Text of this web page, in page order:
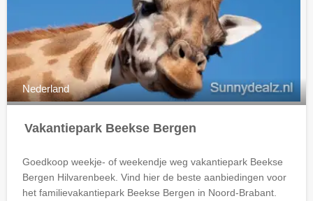
Nederland
Vakantiepark Beekse Bergen
Goedkoop weekje- of weekendje weg vakantiepark Beekse
Bergen Hilvarenbeek. Vind hier de beste aanbiedingen voor
het familievakantiepark Beekse Bergen in Noord-Brabant.